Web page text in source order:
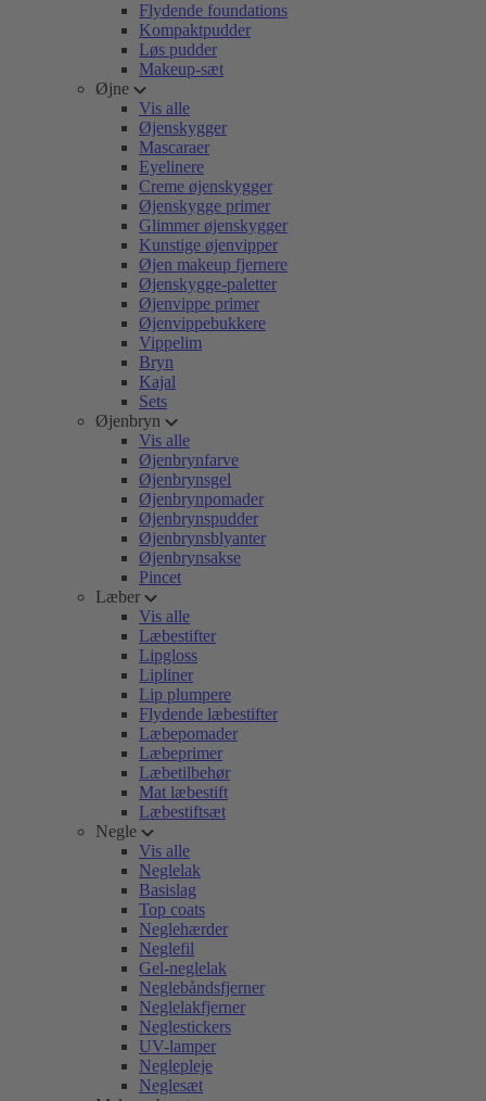
Flydende foundations
Kompaktpudder
Løs pudder
Makeup-sæt
Øjne
Vis alle
Øjenskygger
Mascaraer
Eyelinere
Creme øjenskygger
Øjenskygge primer
Glimmer øjenskygger
Kunstige øjenvipper
Øjen makeup fjernere
Øjenskygge-paletter
Øjenvippe primer
Øjenvippebukkere
Vippelim
Bryn
Kajal
Sets
Øjenbryn
Vis alle
Øjenbrynfarve
Øjenbrynsgel
Øjenbrynpomader
Øjenbrynspudder
Øjenbrynsblyanter
Øjenbrynsakse
Pincet
Læber
Vis alle
Læbestifter
Lipgloss
Lipliner
Lip plumpere
Flydende læbestifter
Læbepomader
Læbeprimer
Læbetilbehør
Mat læbestift
Læbestiftsæt
Negle
Vis alle
Neglelak
Basislag
Top coats
Neglehærder
Neglefil
Gel-neglelak
Neglebåndsfjerner
Neglelakfjerner
Neglestickers
UV-lamper
Neglepleje
Neglesæt